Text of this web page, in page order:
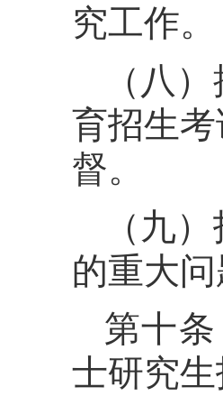
究工作。
（八
育招生
督。
（九
的重大问
第十
士研究